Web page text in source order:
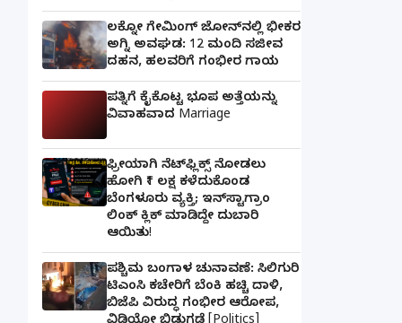
ಲಕ್ನೋ ಗೇಮಿಂಗ್ ಜೋನ್‌ನಲ್ಲಿ ಭೀಕರ
ಅಗ್ನಿ ಅವಘಡ: 12 ಮಂದಿ ಸಜೀವ
ದಹನ, ಹಲವರಿಗೆ ಗಂಭೀರ ಗಾಯ
ಪತ್ನಿಗೆ ಕೈಕೊಟ್ಟ ಭೂಪ ಅತ್ತೆಯನ್ನು
ವಿವಾಹವಾದ Marriage
ಫ್ರೀಯಾಗಿ ನೆಟ್‌ಫ್ಲಿಕ್ಸ್ ನೋಡಲು
ಹೋಗಿ ₹1 ಲಕ್ಷ ಕಳೆದುಕೊಂಡ
ಬೆಂಗಳೂರು ವ್ಯಕ್ತಿ; ಇನ್‌ಸ್ಟಾಗ್ರಾಂ
ಲಿಂಕ್ ಕ್ಲಿಕ್ ಮಾಡಿದ್ದೇ ದುಬಾರಿ
ಆಯಿತು!
ಪಶ್ಚಿಮ ಬಂಗಾಳ ಚುನಾವಣೆ: ಸಿಲಿಗುರಿ
ಟಿಎಂಸಿ ಕಚೇರಿಗೆ ಬೆಂಕಿ ಹಚ್ಚಿ ದಾಳಿ,
ಬಿಜೆಪಿ ವಿರುದ್ಧ ಗಂಭೀರ ಆರೋಪ,